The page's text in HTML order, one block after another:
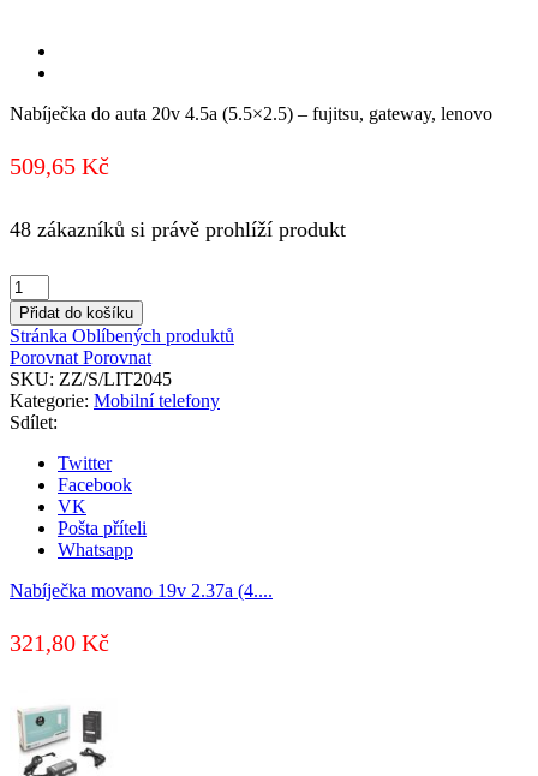
Nabíječka do auta 20v 4.5a (5.5×2.5) – fujitsu, gateway, lenovo
509,65 Kč
48 zákazníků si právě prohlíží produkt
Nabíječka
do
auta
20v
4.5a
(5.5x2.5)
-
fujitsu,
gateway,
lenovo
množství
Přidat do košíku
Stránka Oblíbených produktů
Porovnat Porovnat
SKU: ZZ/S/LIT2045
Kategorie: Mobilní telefony
Sdílet:
Twitter
Facebook
VK
Pošta příteli
Whatsapp
Nabíječka movano 19v 2.37a (4....
321,80 Kč